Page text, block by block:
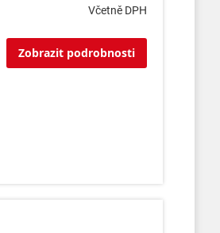
Včetně DPH
Zobrazit podrobnosti